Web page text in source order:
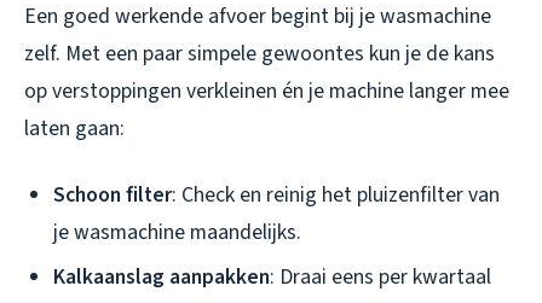
Een goed werkende afvoer begint bij je wasmachine
zelf. Met een paar simpele gewoontes kun je de kans
op verstoppingen verkleinen én je machine langer mee
laten gaan:
Schoon filter: Check en reinig het pluizenfilter van
je wasmachine maandelijks.
Kalkaanslag aanpakken: Draai eens per kwartaal